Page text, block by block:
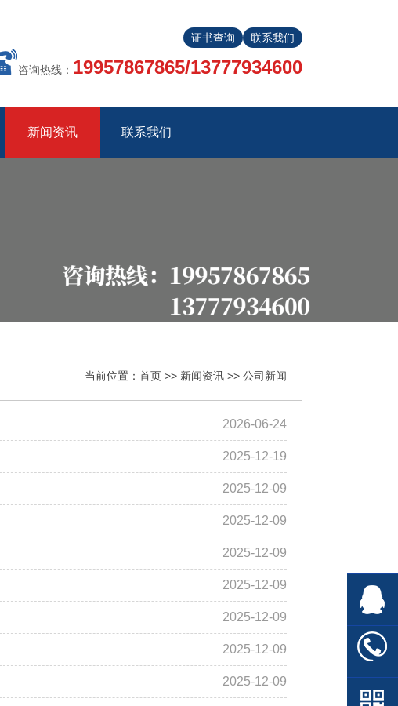
证书查询 联系我们
咨询热线： 19957867865/13777934600
新闻资讯 联系我们
当前位置： 首页 >> 新闻资讯 >> 公司新闻
2026-06-24
2025-12-19
2025-12-09
2025-12-09
2025-12-09
2025-12-09
2025-12-09
2025-12-09
2025-12-09